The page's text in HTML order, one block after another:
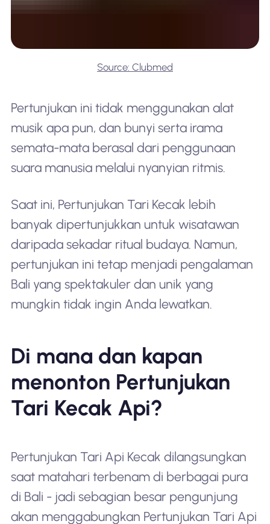
Source: Clubmed
Pertunjukan ini tidak menggunakan alat
musik apa pun, dan bunyi serta irama
semata-mata berasal dari penggunaan
suara manusia melalui nyanyian ritmis.
Saat ini, Pertunjukan Tari Kecak lebih
banyak dipertunjukkan untuk wisatawan
daripada sekadar ritual budaya. Namun,
pertunjukan ini tetap menjadi pengalaman
Bali yang spektakuler dan unik yang
mungkin tidak ingin Anda lewatkan.
Di mana dan kapan
menonton Pertunjukan
Tari Kecak Api?
Pertunjukan Tari Api Kecak dilangsungkan
saat matahari terbenam di berbagai pura
di Bali - jadi sebagian besar pengunjung
akan menggabungkan Pertunjukan Tari Api